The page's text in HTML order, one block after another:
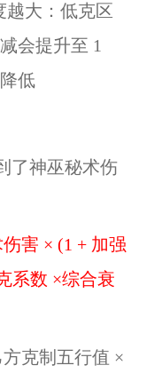
越大：低克区
会提升至 1
低
神巫秘术伤
害 × (1 + 加强
系数 ×综合衰
方克制五行值 ×